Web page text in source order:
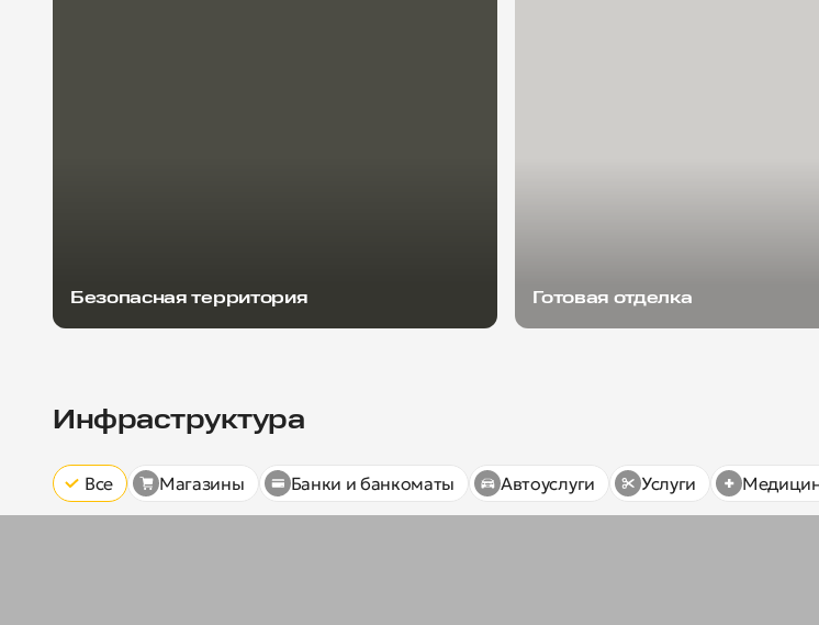
Безопасная территория Готовая отделка
Инфраструктура
Все Магазины Банки и банкоматы Автоуслуги Услуги